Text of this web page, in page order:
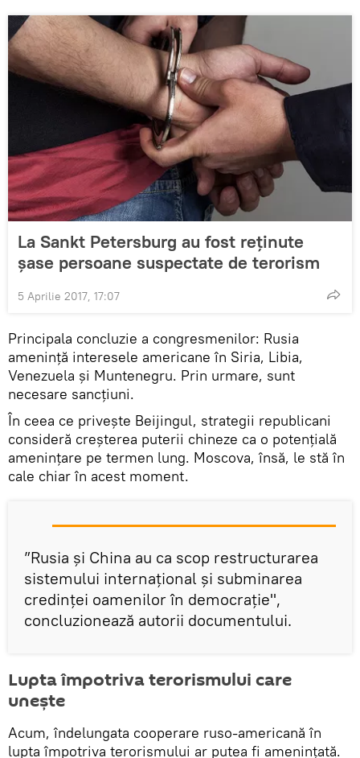
La Sankt Petersburg au fost reținute
șase persoane suspectate de terorism
5 Aprilie 2017, 17:07
Principala concluzie a congresmenilor: Rusia
amenință interesele americane în Siria, Libia,
Venezuela și Muntenegru. Prin urmare, sunt
necesare sancțiuni.
În ceea ce privește Beijingul, strategii republicani
consideră creșterea puterii chineze ca o potențială
amenințare pe termen lung. Moscova, însă, le stă în
cale chiar în acest moment.
”Rusia și China au ca scop restructurarea
sistemului internațional și subminarea
credinței oamenilor în democrație",
concluzionează autorii documentului.
Lupta împotriva terorismului care
unește
Acum, îndelungata cooperare ruso-americană în
lupta împotriva terorismului ar putea fi amenințată.